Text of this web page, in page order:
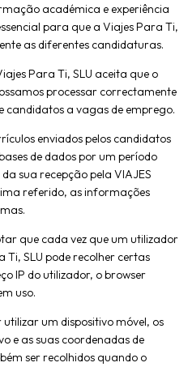
académica e experiência
para que a Viajes Para Ti,
as diferentes candidaturas.
Para Ti, SLU aceita que o
processar correctamente
candidatos a vagas de emprego.
enviados pelos candidatos
de dados por um período
sua recepção pela VIAJES
referido, as informações
que cada vez que um utilizador
Ti, SLU pode recolher certas
IP do utilizador, o browser
uso.
um dispositivo móvel, os
e as suas coordenadas de
ser recolhidos quando o